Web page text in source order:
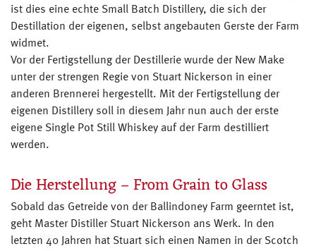
ist dies eine echte Small Batch Distillery, die sich der
Destillation der eigenen, selbst angebauten Gerste der Farm
widmet.
Vor der Fertigstellung der Destillerie wurde der New Make
unter der strengen Regie von Stuart Nickerson in einer
anderen Brennerei hergestellt. Mit der Fertigstellung der
eigenen Distillery soll in diesem Jahr nun auch der erste
eigene Single Pot Still Whiskey auf der Farm destilliert
werden.
Die Herstellung – From Grain to Glass
Sobald das Getreide von der Ballindoney Farm geerntet ist,
geht Master Distiller Stuart Nickerson ans Werk. In den
letzten 40 Jahren hat Stuart sich einen Namen in der Scotch